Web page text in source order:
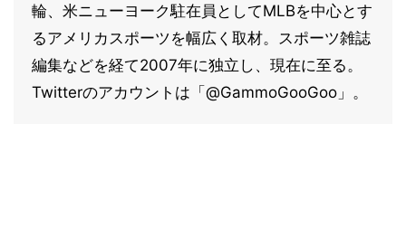
輪、米ニューヨーク駐在員としてMLBを中心とす
るアメリカスポーツを幅広く取材。スポーツ雑誌
編集などを経て2007年に独立し、現在に至る。
Twitterのアカウントは「@GammoGooGoo」。